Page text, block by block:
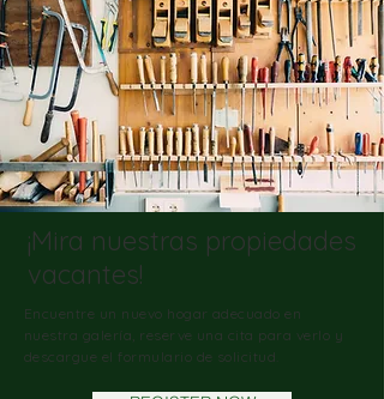
¡Mira nuestras propiedades
vacantes!
Encuentre un nuevo hogar adecuado en
nuestra galería, reserve una cita para verlo y
descargue el formulario de solicitud.